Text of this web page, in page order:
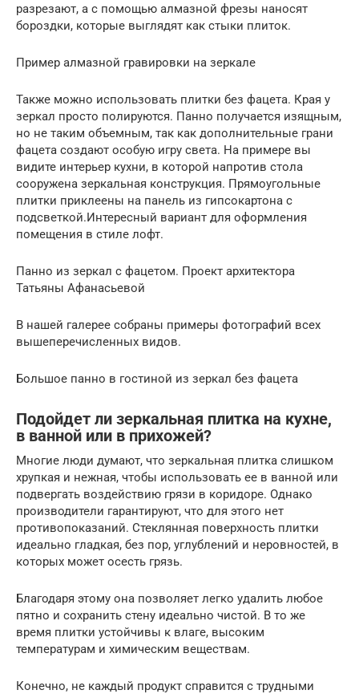
разрезают, а с помощью алмазной фрезы наносят
бороздки, которые выглядят как стыки плиток.
Пример алмазной гравировки на зеркале
Также можно использовать плитки без фацета. Края у
зеркал просто полируются. Панно получается изящным,
но не таким объемным, так как дополнительные грани
фацета создают особую игру света. На примере вы
видите интерьер кухни, в которой напротив стола
сооружена зеркальная конструкция. Прямоугольные
плитки приклеены на панель из гипсокартона с
подсветкой.Интересный вариант для оформления
помещения в стиле лофт.
Панно из зеркал с фацетом. Проект архитектора
Татьяны Афанасьевой
В нашей галерее собраны примеры фотографий всех
вышеперечисленных видов.
Большое панно в гостиной из зеркал без фацета
Подойдет ли зеркальная плитка на кухне,
в ванной или в прихожей?
Многие люди думают, что зеркальная плитка слишком
хрупкая и нежная, чтобы использовать ее в ванной или
подвергать воздействию грязи в коридоре. Однако
производители гарантируют, что для этого нет
противопоказаний. Стеклянная поверхность плитки
идеально гладкая, без пор, углублений и неровностей, в
которых может осесть грязь.
Благодаря этому она позволяет легко удалить любое
пятно и сохранить стену идеально чистой. В то же
время плитки устойчивы к влаге, высоким
температурам и химическим веществам.
Конечно, не каждый продукт справится с трудными